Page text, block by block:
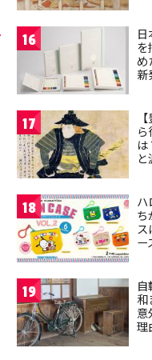
16
め
新
17
18
ハ
ち
ー
19
和
意
理